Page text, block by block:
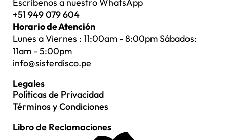
Escríbenos a nuestro WhatsApp
+51 949 079 604
Horario de Atención
Lunes a Viernes : 11:00am - 8:00pm Sábados:
11am - 5:00pm
info@sisterdisco.pe
Legales
Políticas de Privacidad
Términos y Condiciones
Libro de Reclamaciones